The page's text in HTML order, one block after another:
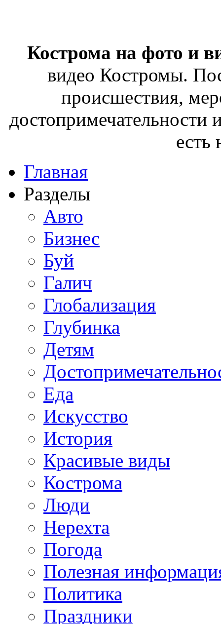
Кострома на фото и
видео Костромы.
происшествия,
достопримечательности
есть
Главная
Разделы
Авто
Бизнес
Буй
Галич
Глобализация
Глубинка
Детям
Еда
Искусство
История
Красивые виды
Кострома
Люди
Нерехта
Погода
Полезная
Политика
Праздники